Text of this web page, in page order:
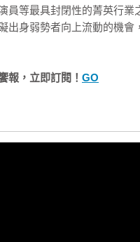
員等最具封閉性的菁英行
出身弱勢者向上流動的機
報，立即訂閱！ GO